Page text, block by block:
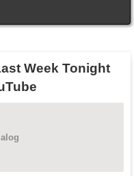
Week Tonight